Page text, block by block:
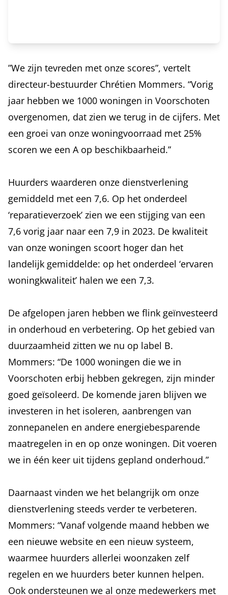
”We zijn tevreden met onze scores”, vertelt
directeur-bestuurder Chrétien Mommers. “Vorig
jaar hebben we 1000 woningen in Voorschoten
overgenomen, dat zien we terug in de cijfers. Met
een groei van onze woningvoorraad met 25%
scoren we een A op beschikbaarheid.”
Huurders waarderen onze dienstverlening
gemiddeld met een 7,6. Op het onderdeel
‘reparatieverzoek’ zien we een stijging van een
7,6 vorig jaar naar een 7,9 in 2023. De kwaliteit
van onze woningen scoort hoger dan het
landelijk gemiddelde: op het onderdeel ‘ervaren
woningkwaliteit’ halen we een 7,3.
De afgelopen jaren hebben we flink geïnvesteerd
in onderhoud en verbetering. Op het gebied van
duurzaamheid zitten we nu op label B.
Mommers: “De 1000 woningen die we in
Voorschoten erbij hebben gekregen, zijn minder
goed geïsoleerd. De komende jaren blijven we
investeren in het isoleren, aanbrengen van
zonnepanelen en andere energiebesparende
maatregelen in en op onze woningen. Dit voeren
we in één keer uit tijdens gepland onderhoud.”
Daarnaast vinden we het belangrijk om onze
dienstverlening steeds verder te verbeteren.
Mommers: “Vanaf volgende maand hebben we
een nieuwe website en een nieuw systeem,
waarmee huurders allerlei woonzaken zelf
regelen en we huurders beter kunnen helpen.
Ook ondersteunen we al onze medewerkers met